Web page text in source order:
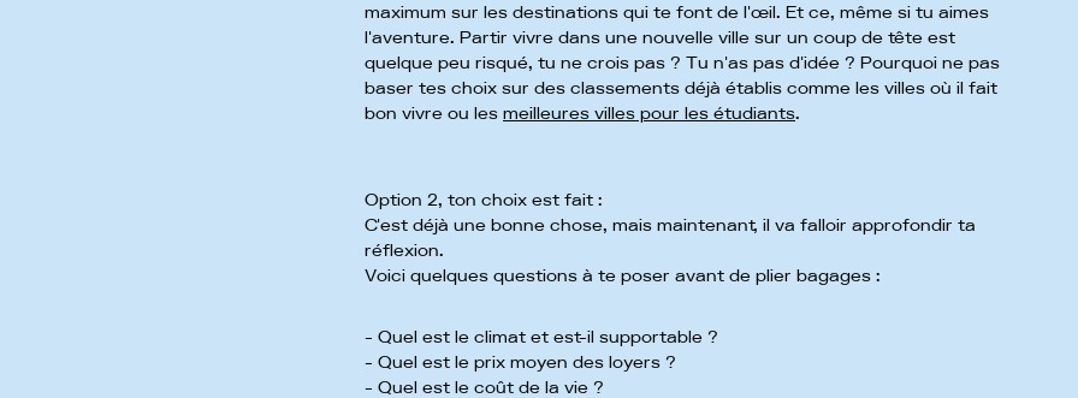
maximum sur les destinations qui te font de l'œil. Et ce, même si tu aimes
l'aventure. Partir vivre dans une nouvelle ville sur un coup de tête est
quelque peu risqué, tu ne crois pas ? Tu n'as pas d'idée ? Pourquoi ne pas
baser tes choix sur des classements déjà établis comme les villes où il fait
bon vivre ou les meilleures villes pour les étudiants.
Option 2, ton choix est fait :
C'est déjà une bonne chose, mais maintenant, il va falloir approfondir ta
réflexion.
Voici quelques questions à te poser avant de plier bagages :
- Quel est le climat et est-il supportable ?
- Quel est le prix moyen des loyers ?
- Quel est le coût de la vie ?